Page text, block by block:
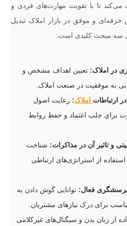
تا با تقویت مهارت‌های فردی و
و موفق در بازار املاک تبدیل
سه مبحث کلیدی است:
در املاک: تعیین اهداف مشخص و
به موفقیت در صنعت املاک.
ارتباطات املاک: رعایت اصول
برای جلب اعتماد و حفظ روابط
و تاثیر آن در مذاکرات: شناخت
از استراتژی‌های ارتباطی
پرسشگری فعال: توانایی گوش دادن به
برای درک نیازهای مشتریان.
از زبان بدن و سیگنال‌های غیرکلامی